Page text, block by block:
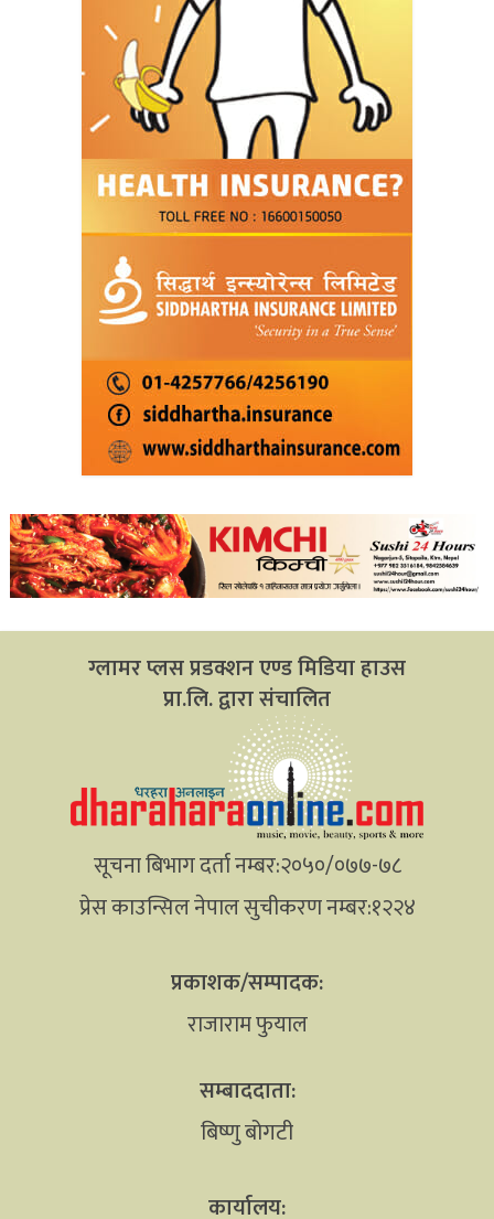
ग्लामर प्लस प्रडक्शन एण्ड मिडिया हाउस
प्रा.लि. द्वारा संचालित
सूचना बिभाग दर्ता नम्बर:२०५०/०७७-७८
प्रेस काउन्सिल नेपाल सुचीकरण नम्बर:१२२४
प्रकाशक/सम्पादक:
राजाराम फुयाल
सम्बाददाता:
बिष्णु बोगटी
कार्यालय: